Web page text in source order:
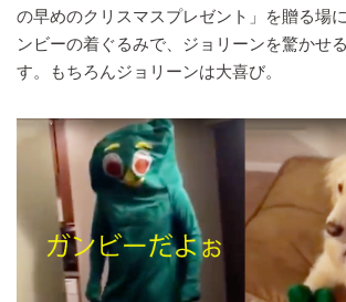
の早めのクリスマスプレゼント」を贈る場
ンビーの着ぐるみで、ジョリーンを驚かせ
す。もちろんジョリーンは大喜び。